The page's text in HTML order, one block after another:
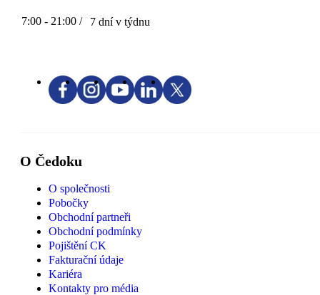
7:00 - 21:00 / 7 dní v týdnu
O Čedoku
O společnosti
Pobočky
Obchodní partneři
Obchodní podmínky
Pojištění CK
Fakturační údaje
Kariéra
Kontakty pro média